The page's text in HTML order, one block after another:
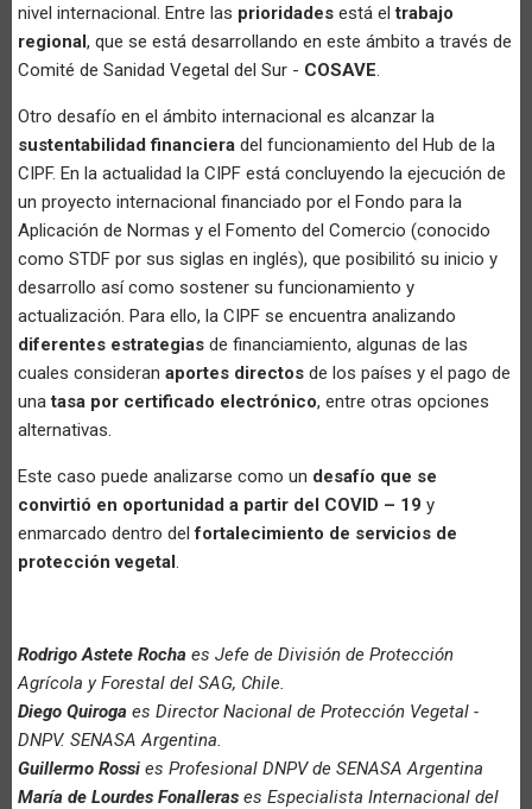
nivel internacional. Entre las prioridades está eltrabajo
regional, que se está desarrollando en este ámbito a través de
Comité de Sanidad Vegetal del Sur - COSAVE.
Otro desafío en el ámbito internacional es alcanzar la
sustentabilidad financiera del funcionamiento del Hub de la
CIPF. En la actualidad la CIPF está concluyendo la ejecución de
un proyecto internacional financiado por el Fondo para la
Aplicación de Normas y el Fomento del Comercio (conocido
como STDF por sus siglas en inglés), que posibilitó su inicio y
desarrollo así como sostener su funcionamiento y
actualización. Para ello, la CIPF se encuentra analizando
diferentes estrategias de financiamiento, algunas de las
cuales consideran aportes directos de los países y el pago de
unatasa por certificado electrónico, entre otras opciones
alternativas.
Este caso puede analizarse como un desafío que se
convirtió en oportunidad a partir del COVID – 19 y
enmarcado dentro delfortalecimiento de servicios de
protección vegetal.
Rodrigo Astete Rocha es Jefe de División de Protección
Agrícola y Forestal del SAG, Chile.
Diego Quiroga es Director Nacional de Protección Vegetal -
DNPV. SENASA Argentina.
Guillermo Rossi es Profesional DNPV de SENASA Argentina
María de Lourdes Fonalleras es Especialista Internacional del